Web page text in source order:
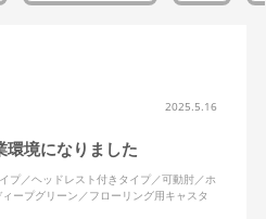
2025.5.16
環境になりました
プ／ヘッドレスト付きタイプ／可動肘／ホ
ープグリーン／フローリング用キャスタ